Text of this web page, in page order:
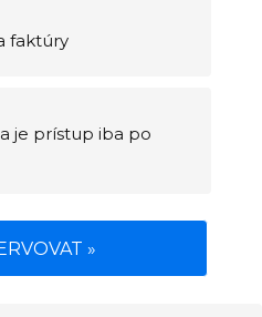
faktúry
je prístup iba po
»